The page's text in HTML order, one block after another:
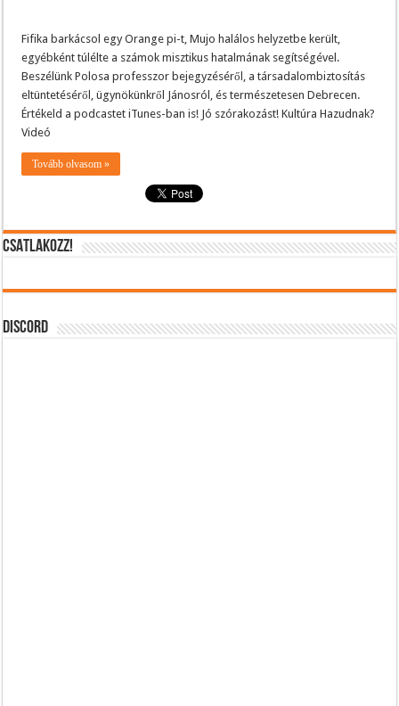
Fifika barkácsol egy Orange pi-t, Mujo halálos helyzetbe került,
egyébként túlélte a számok misztikus hatalmának segítségével.
Beszélünk Polosa professzor bejegyzéséről, a társadalombiztosítás
eltüntetéséről, ügynökünkről Jánosról, és természetesen Debrecen.
Értékeld a podcastet iTunes-ban is! Jó szórakozást! Kultúra Hazudnak?
Videó
Tovább olvasom »
CSATLAKOZZ!
DISCORD